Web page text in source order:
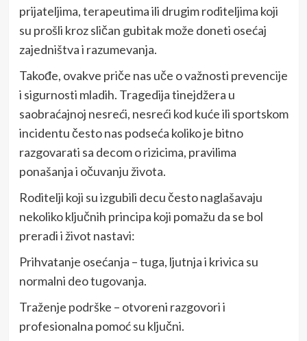
prijateljima, terapeutima ili drugim roditeljima koji
su prošli kroz sličan gubitak može doneti osećaj
zajedništva i razumevanja.
Takođe, ovakve priče nas uče o važnosti prevencije
i sigurnosti mladih. Tragedija tinejdžera u
saobraćajnoj nesreći, nesreći kod kuće ili sportskom
incidentu često nas podseća koliko je bitno
razgovarati sa decom o rizicima, pravilima
ponašanja i očuvanju života.
Roditelji koji su izgubili decu često naglašavaju
nekoliko ključnih principa koji pomažu da se bol
preradi i život nastavi:
Prihvatanje osećanja – tuga, ljutnja i krivica su
normalni deo tugovanja.
Traženje podrške – otvoreni razgovori i
profesionalna pomoć su ključni.